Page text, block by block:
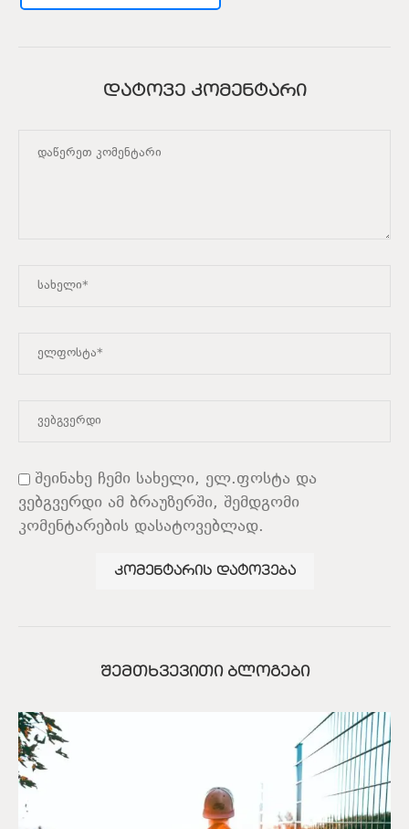
ᲓᲐᲢᲝᲕᲔ ᲙᲝᲛᲔᲜᲢᲐᲠᲘ
შეინახე ჩემი სახელი, ელ.ფოსტა და
ვებგვერდი ამ ბრაუზერში, შემდგომი
კომენტარების დასატოვებლად.
ᲨᲔᲛᲗᲮᲕᲔᲕᲘᲗᲘ ᲑᲚᲝᲒᲔᲑᲘ